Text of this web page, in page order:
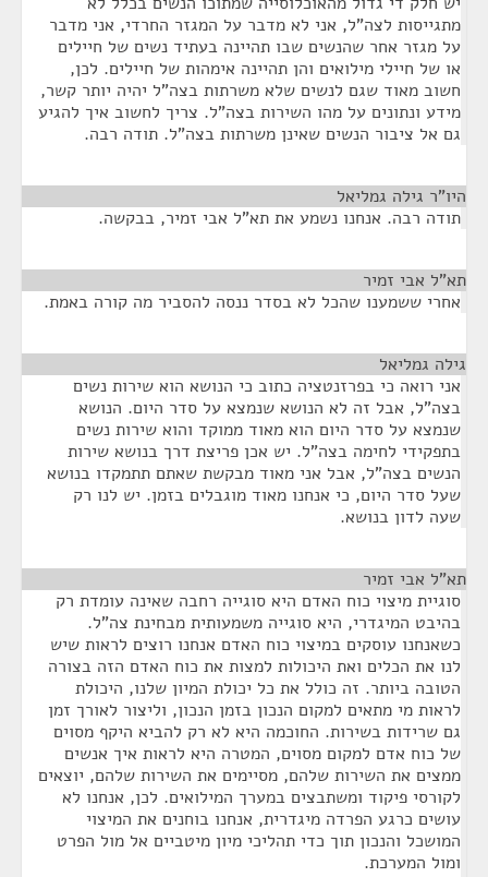
מתגייסות לצה"ל, אני לא מדבר על המגזר החרדי, אני מדבר
על מגזר אחר שהנשים שבו תהיינה בעתיד נשים של חיילים
או של חיילי מילואים והן תהיינה אימהות של חיילים. לכן,
חשוב מאוד שגם לנשים שלא משרתות בצה"ל יהיה יותר קשר,
מידע ונתונים על מהו השירות בצה"ל. צריך לחשוב איך להגיע
גם אל ציבור הנשים שאינן משרתות בצה"ל. תודה רבה.
היו"ר גילה גמליאל
תודה רבה. אנחנו נשמע את תא"ל אבי זמיר, בבקשה.
תא"ל אבי זמיר
אחרי ששמענו שהכל לא בסדר ננסה להסביר מה קורה באמת.
גילה גמליאל
אני רואה כי בפרזנטציה כתוב כי הנושא הוא שירות נשים
בצה"ל, אבל זה לא הנושא שנמצא על סדר היום. הנושא
שנמצא על סדר היום הוא מאוד ממוקד והוא שירות נשים
בתפקידי לחימה בצה"ל. יש אכן פריצת דרך בנושא שירות
הנשים בצה"ל, אבל אני מאוד מבקשת שאתם תתמקדו בנושא
שעל סדר היום, כי אנחנו מאוד מוגבלים בזמן. יש לנו רק
שעה לדון בנושא.
תא"ל אבי זמיר
סוגיית מיצוי כוח האדם היא סוגייה רחבה שאינה עומדת רק
בהיבט המיגדרי, היא סוגייה משמעותית מבחינת צה"ל.
כשאנחנו עוסקים במיצוי כוח האדם אנחנו רוצים לראות שיש
לנו את הכלים ואת היכולות למצות את כוח האדם הזה בצורה
הטובה ביותר. זה כולל את כל יכולת המיון שלנו, היכולת
לראות מי מתאים למקום הנכון בזמן הנכון, וליצור לאורך זמן
גם שרידות בשירות. החוכמה היא לא רק להביא היקף מסוים
של כוח אדם למקום מסוים, המטרה היא לראות איך אנשים
ממצים את השירות שלהם, מסיימים את השירות שלהם, יוצאים
לקורסי פיקוד ומשתבצים במערך המילואים. לכן, אנחנו לא
עושים כרגע הפרדה מיגדרית, אנחנו בוחנים את המיצוי
המושכל והנכון תוך כדי תהליכי מיון מיטביים אל מול הפרט
ומול המערכת.